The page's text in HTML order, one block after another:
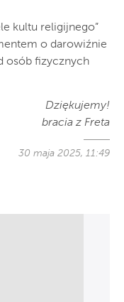
kultu religijnego”
o darowiźnie
osób fizycznych
Dziękujemy!
bracia z Freta
30 maja 2025, 11:49